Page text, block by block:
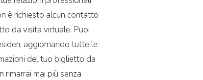
è richiesto alcun contatto
da visita virtuale. Puoi
aggiornando tutte le
del tuo biglietto da
rimarrai mai più senza